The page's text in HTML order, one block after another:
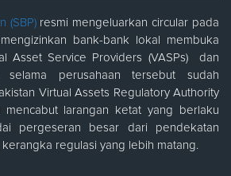
(SBP)resmi mengeluarkan circular pada
bank-bank lokal membuka
Asset Service Providers (VASPs) dan
selama perusahaan tersebut sudah
Virtual Assets Regulatory Authority
mencabut larangan ketat yang berlaku
pergeseran besar dari pendekatan
kerangka regulasi yang lebih matang.